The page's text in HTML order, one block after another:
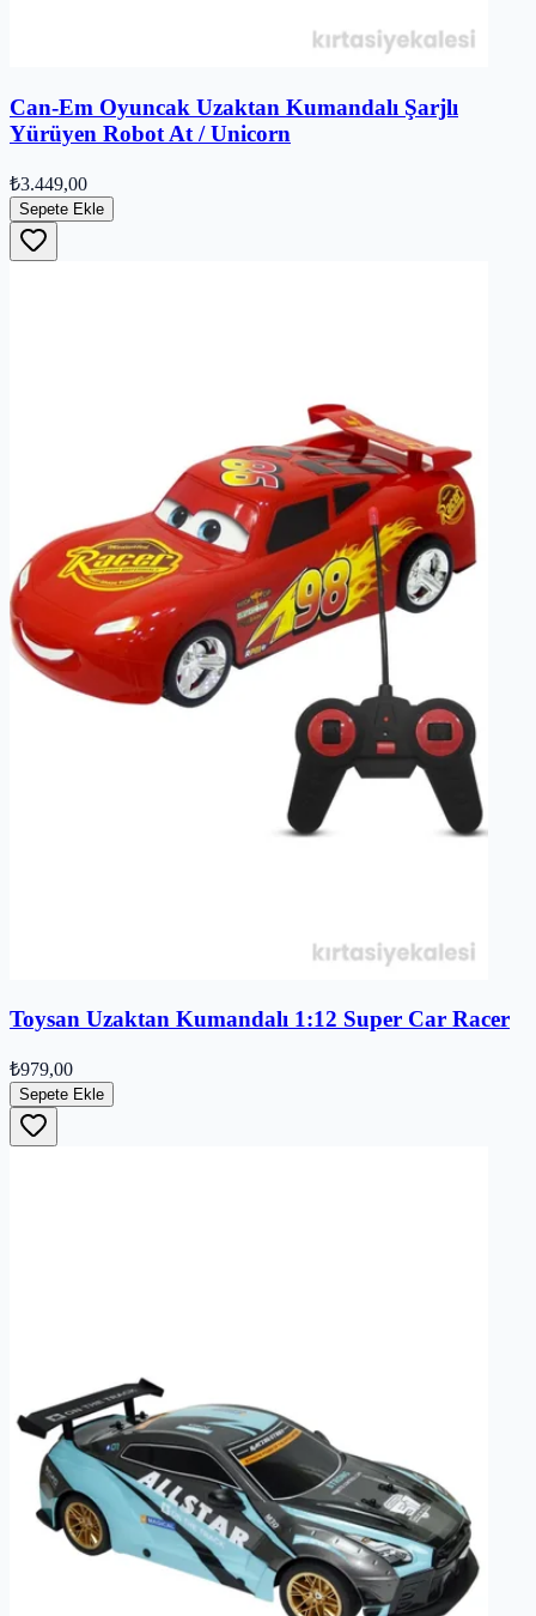
Can-Em Oyuncak Uzaktan Kumandalı Şarjlı
Yürüyen Robot At / Unicorn
₺3.449,00
Sepete Ekle
Toysan Uzaktan Kumandalı 1:12 Super Car Racer
₺979,00
Sepete Ekle